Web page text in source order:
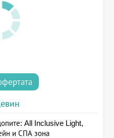
All Inclusive Light,
и СПА зона